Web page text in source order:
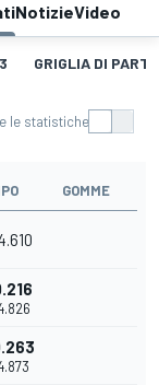
NotizieVideo
GRIGLIA DI
le statistiche
GOMME